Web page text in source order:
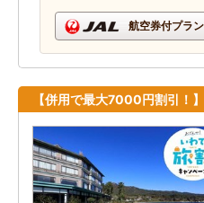
航空券付プラ
【併用で最大7000円割引！